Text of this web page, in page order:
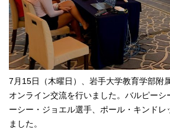
7月15日（木曜日）、岩手大学教育学部附
オンライン交流を行いました。バルピーシ
ーシー・ジョエル選手、ポール・キンドレ
ました。